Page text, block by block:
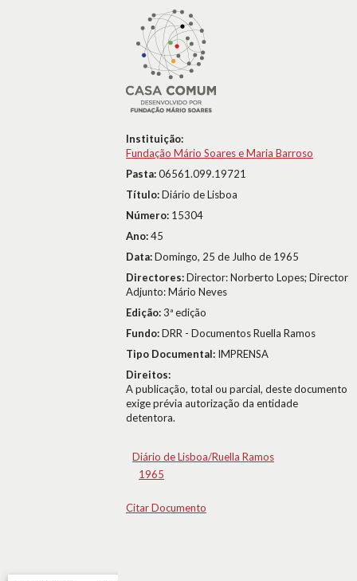
Instituição:
Fundação Mário Soares e Maria Barroso
Pasta:06561.099.19721
Título:Diário de Lisboa
Número: 15304
Ano:45
Data:Domingo, 25 de Julho de 1965
Directores:Director: Norberto Lopes; Director
Adjunto: Mário Neves
Edição:3ª edição
Fundo:DRR - Documentos Ruella Ramos
Tipo Documental: IMPRENSA
Direitos:
A publicação, total ou parcial, deste documento
exige prévia autorização da entidade
detentora.
Diário de Lisboa/Ruella Ramos
1965
Citar Documento